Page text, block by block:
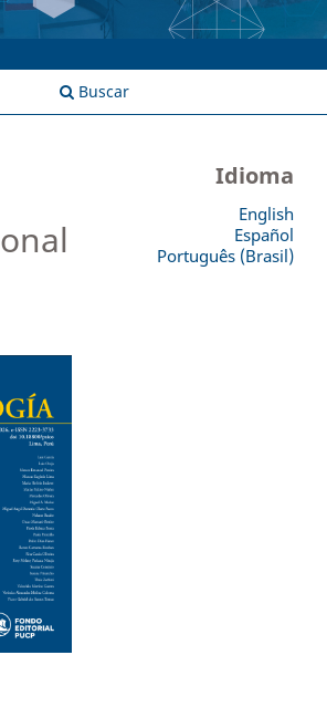
Buscar
Idioma
English
Español
Português (Brasil)